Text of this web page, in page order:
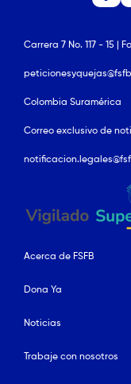
Carrera 7 No. 117 - 15 |
Colombia Suramérica
Correo exclusivo de
Acerca de FSFB
Dona Ya
Noticias
Trabaje con nosotros